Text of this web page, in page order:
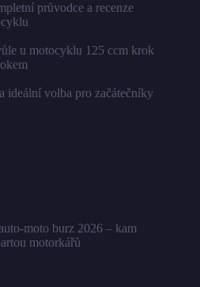
průvodce a recenze
u motocyklu 125 ccm krok
volba pro začátečníky
moto burz 2026 – kam
motorkářů